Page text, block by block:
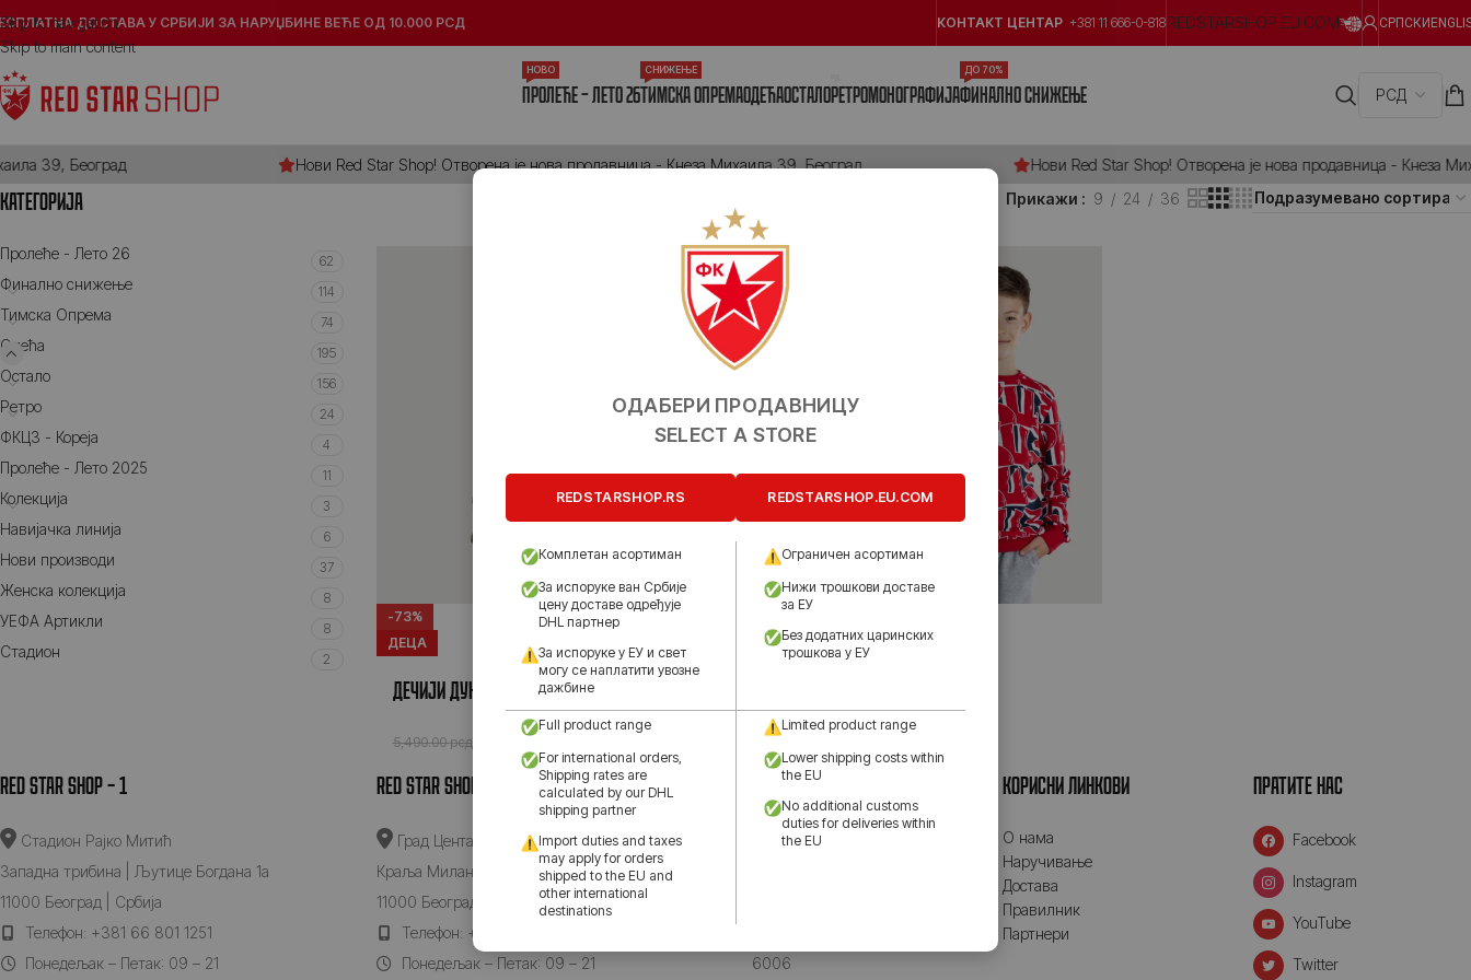
Skip to navigation
Skip to main content
ДОСТАВА У СРБИЈИ ЗА НАРУЏБИНЕ ВЕЋЕ ОД 10.000 РСД КОНТАКТ ЦЕНТАР +381 11 666-0-818REDSTARSHOP.EU.COM СРПСКИ
ПРОЛЕЋЕ – ЛЕТО 26
НОВО
ТИМСКА ОПРЕМА
СНИЖЕЊЕ
ОДЕЋАОСТАЛОРЕТРОМОНОГРАФИЈАФИНАЛНО СНИЖЕЊЕ
ДО 70%
39, Београд Нови Red Star Shop! Отворена је нова продавница - Кнеза Михаила 39, Београд Нови Red Star Shop! Отворена је нова продавница - Кнеза
КАТЕГОРИЈА
Пролеће - Лето 26 62
Финално снижење 114
Тимска Опрема 74
Oдећа 195
Остало 156
Ретро 24
ФКЦЗ - Кореја 4
Пролеће - Лето 2025 11
Колекција 3
Навијачка линија 6
Нови производи 37
Женска колекција 8
УЕФА Артикли 8
Стадион 2
Прикажи 9 24 36
-73%
ДЕЦА
ДЕЧИЈИ ДУКС
5,490.00рсд 1,490.00
ДЕЦА
RED STAR SHOP – 1
Стадион Рајко Митић
Западна трибина | Љутице Богдана 1а
11000 Београд | Србија
Teлефон: +381 66 801 1251
Понедељак – Петак: 09 – 21
RED STAR SHOP – 2
Град Центар
Краља Милана 23
11000 Београд | Србија
Teлефон: + 381 11 3345 424
Понедељак – Петак: 09 – 21
RED STAR SHOP – 3
Град Центар
6006
КОРИСНИ ЛИНКОВИ
O нама
Наручивање
Достава
Правилник
Партнери
ПРАТИТЕ НАС
Facebook
Instagram
YouTube
Twitter
ОДАБЕРИ ПРОДАВНИЦУ
SELECT A STORE
REDSTARSHOP.RS REDSTARSHOP.EU.COM
Комплетан асортиман
За испоруке ван Србије
цену доставе одређује
DHL партнер
За испоруке у ЕУ и свет
могу се наплатити увозне
дажбине
Ограничен асортиман
Нижи трошкови доставе
за ЕУ
Без додатних царинских
трошкова у ЕУ
Full product range
For international orders,
Shipping rates are
calculated by our DHL
shipping partner
Import duties and taxes
may apply for orders
shipped to the EU and
other international
destinations
Limited product range
Lower shipping costs within
the EU
No additional customs
duties for deliveries within
the EU